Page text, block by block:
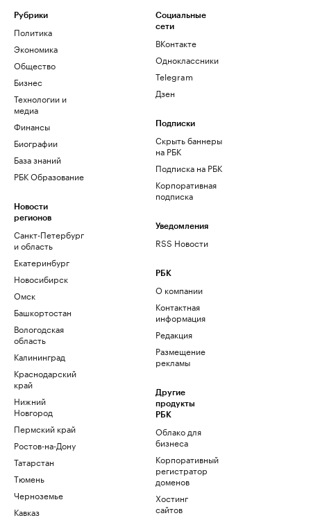
Рубрики
Политика
Экономика
Общество
Бизнес
Технологии и
медиа
Финансы
Биографии
База знаний
РБК Образование
Новости
регионов
Санкт-Петербург
и область
Екатеринбург
Новосибирск
Омск
Башкортостан
Вологодская
область
Калининград
Краснодарский
край
Нижний
Новгород
Пермский край
Ростов-на-Дону
Татарстан
Тюмень
Черноземье
Кавказ
Социальные
сети
ВКонтакте
Одноклассники
Telegram
Дзен
Подписки
Скрыть баннеры
на РБК
Подписка на РБК
Корпоративная
подписка
Уведомления
RSS Новости
РБК
О компании
Контактная
информация
Редакция
Размещение
рекламы
Другие
продукты
РБК
Облако для
бизнеса
Корпоративный
регистратор
доменов
Хостинг
сайтов